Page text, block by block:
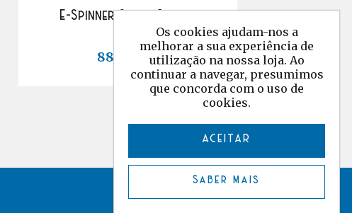
E-Spinner Super Jumbo
889,00 €
Os cookies ajudam-nos a
melhorar a sua experiência de
utilização na nossa loja. Ao
continuar a navegar, presumimos
que concorda com o uso de
cookies.
ACEITAR
Saber mais